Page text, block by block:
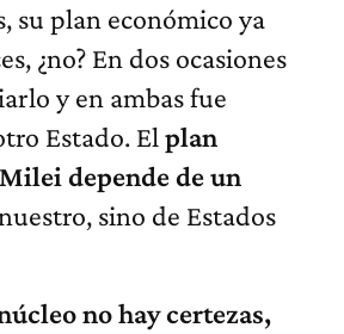
su plan económico ya
¿no? En dos ocasiones
y en ambas fue
Estado. El plan
depende de un
sino de Estados
no hay certezas,